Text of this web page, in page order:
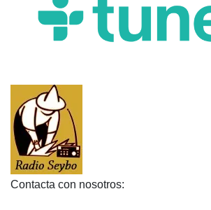
Contacta con nosotros: